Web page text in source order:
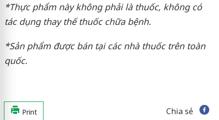
*Thực phẩm này không phải là thuốc, không có
tác dụng thay thế thuốc chữa bệnh.
*Sản phẩm được bán tại các nhà thuốc trên toàn
quốc.
Print Chia sẻ